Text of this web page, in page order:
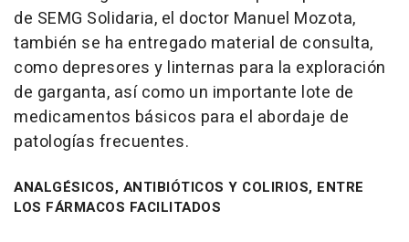
de SEMG Solidaria, el doctor Manuel Mozota,
también se ha entregado material de consulta,
como depresores y linternas para la exploración
de garganta, así como un importante lote de
medicamentos básicos para el abordaje de
patologías frecuentes.
ANALGÉSICOS, ANTIBIÓTICOS Y COLIRIOS, ENTRE
LOS FÁRMACOS FACILITADOS